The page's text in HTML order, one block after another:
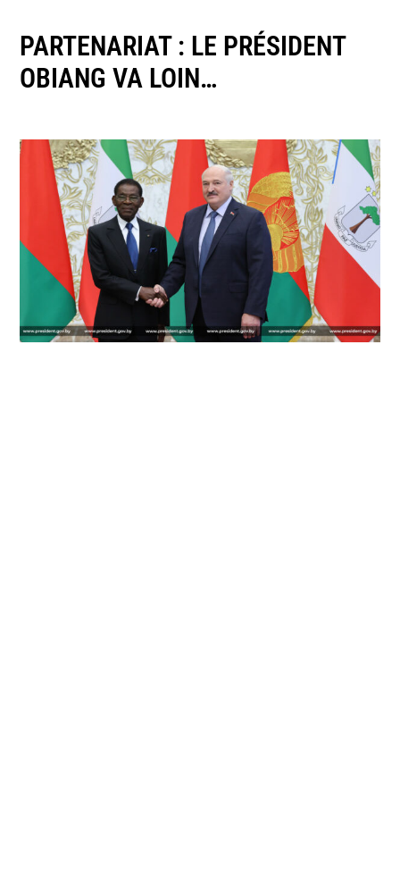
PARTENARIAT : LE PRÉSIDENT
OBIANG VA LOIN…